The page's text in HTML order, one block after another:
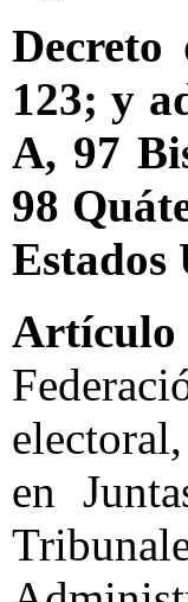
123; y
A, 97
98
Estados
Artículo
en